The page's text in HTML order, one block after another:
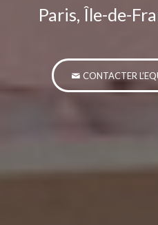
Paris, Île-de-
CONTACTER